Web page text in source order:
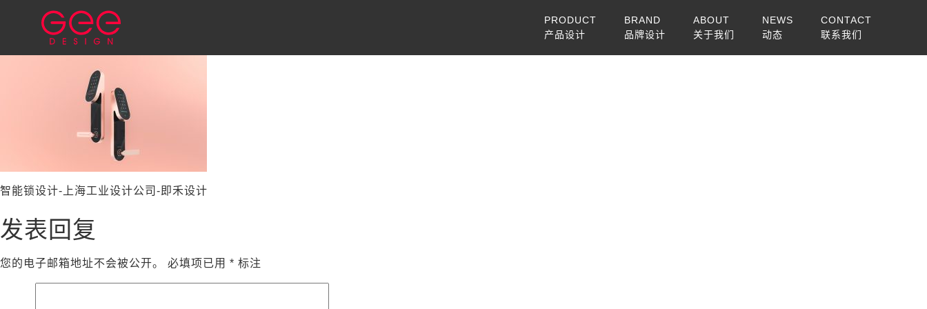
PRODUCT
产品设计
BRAND
品牌设计
ABOUT
关于我们
NEWS
动态
CONTACT
联系我们
智能锁设计-上海工业设计公司-即禾设计
发表回复
您的电子邮箱地址不会被公开。 必填项已用 * 标注